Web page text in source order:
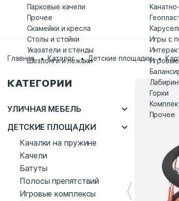
Парковые качели
Прочее
Скамейки и кресла
Столы и стойки
Указатели и стенды
Шезлонги и лежаки
Игры с
Горки
Прочее
Главная Каталог Детские площадки
КАТЕГОРИИ
УЛИЧНАЯ МЕБЕЛЬ
ДЕТСКИЕ ПЛОЩАДКИ
Качалки на пружине
Качели
Батуты
Полосы препятствий
Игровые комплексы